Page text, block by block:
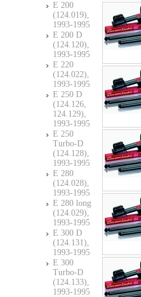
E 200
(124.019),
1993-1995
E 200 D
(124.120),
1993-1995
E 220
(124.022),
1993-1995
E 250 D
(124.126,
124.129),
1993-1995
E 250
Turbo-D
(124.128),
1993-1995
E 280
(124.028),
1993-1995
E 280 long
(124.029),
1993-1995
E 300 D
(124.131),
1993-1995
E 300
Turbo-D
(124.133),
1993-1995